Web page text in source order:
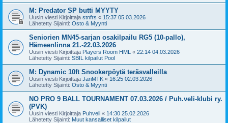
M: Predator SP butti MYYTY
Uusin viesti Kirjoittaja stnfrs « 15:37 05.03.2026
Lähetetty Sijainti: Osto & Myynti
Seniorien MN45-sarjan osakilpailu RG5 (10-pallo),
Hämeenlinna 21.-22.03.2026
Uusin viesti Kirjoittaja Players Room HML « 22:14 04.03.2026
Lähetetty Sijainti: SBIL kilpailut Pool
M: Dynamic 10ft Snookerpöytä teräsvalleilla
Uusin viesti Kirjoittaja JariMTK « 16:25 02.03.2026
Lähetetty Sijainti: Osto & Myynti
NO PRO 9 BALL TOURNAMENT 07.03.2026 / Puh.veli-klubi ry.
(PVK)
Uusin viesti Kirjoittaja Puhveli « 14:30 25.02.2026
Lähetetty Sijainti: Muut kansalliset kilpailut